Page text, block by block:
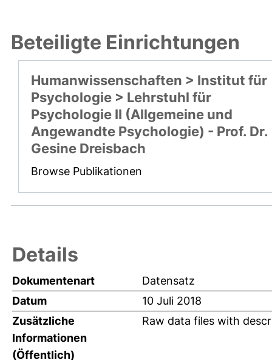
Beteiligte Einrichtungen
Humanwissenschaften > Institut für
Psychologie > Lehrstuhl für
Psychologie II (Allgemeine und
Angewandte Psychologie) - Prof. Dr.
Gesine Dreisbach
Browse Publikationen
Details
Dokumentenart
Datensatz
Datum
10 Juli 2018
Zusätzliche
Informationen
(Öffentlich)
Raw data files with